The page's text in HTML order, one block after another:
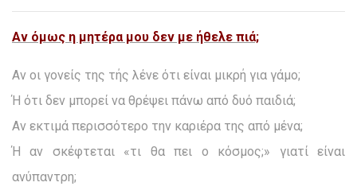
Αν όμως η μητέρα μου δεν με ήθελε πιά;
Αν οι γονείς της τής λένε ότι είναι μικρή για γάμο;
Ή ότι δεν μπορεί να θρέψει πάνω από δυό παιδιά;
Αν εκτιμά περισσότερο την καριέρα της από μένα;
Ή αν σκέφτεται «τι θα πει ο κόσμος;» γιατί είναι
ανύπαντρη;